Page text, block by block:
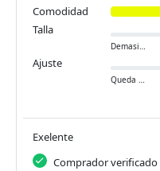
Comodidad
Talla
Demasiado pequeño
Ajuste
Queda ajustado
Exelente
Comprador verificado